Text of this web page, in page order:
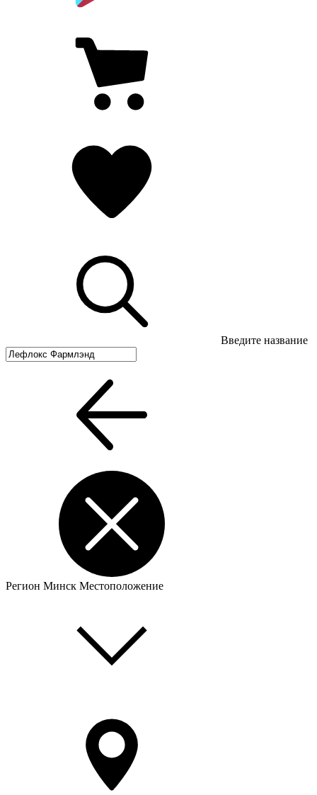
Введите название
Регион Минск Местоположение